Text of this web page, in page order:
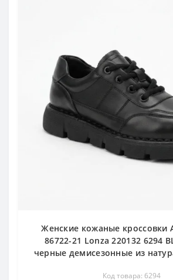
Женские кожаные кроссовки
86722-21 Lonza 220132 6294
черные демисезонные из
Код товара: 6294